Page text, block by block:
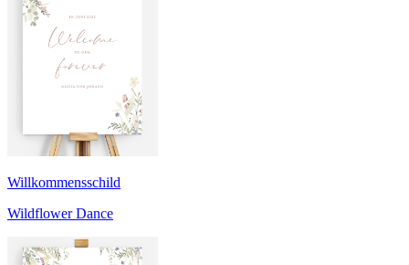
Willkommensschild
Wildflower Dance